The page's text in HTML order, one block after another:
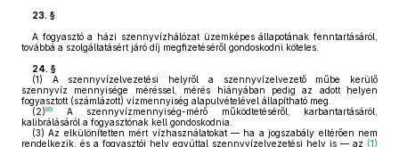
23. §
A fogyasztó a házi szennyvízhálózat üzemképes állapotának fenntartásáról,
továbbá a szolgáltatásért járó díj megfizetéséről gondoskodni köteles.
24. §
(1) A szennyvízelvezetési helyről a szennyvízelvezető műbe kerülő
szennyvíz mennyisége méréssel, mérés hiányában pedig az adott helyen
fogyasztott (számlázott) vízmennyiség alapulvételével állapítható meg.
(2)89
A szennyvízmennyiség-mérő működtetéséről, karbantartásáról,
kalibrálásáról a fogyasztónak kell gondoskodnia.
(3) Az elkülönítetten mért vízhasználatokat — ha a jogszabály eltérően nem
rendelkezik, és a fogyasztói hely egyúttal szennyvízelvezetési hely is — az (1)